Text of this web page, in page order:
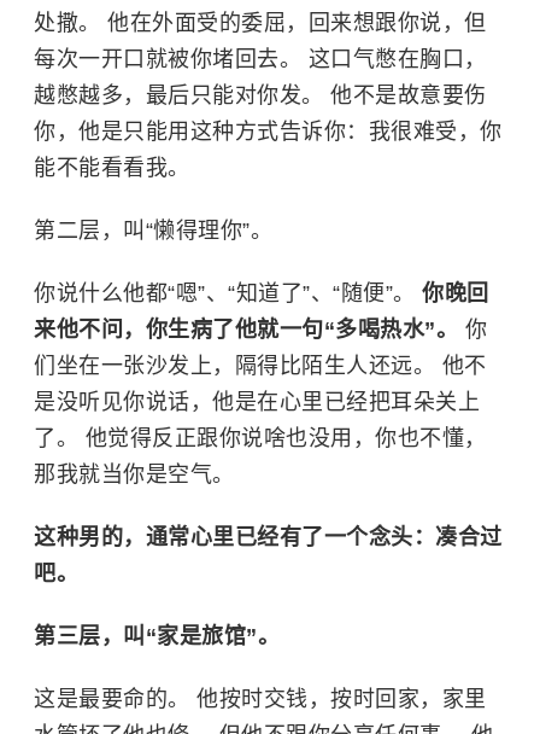
处撒。 他在外面受的委屈，回来想跟你说，但
每次一开口就被你堵回去。 这口气憋在胸口，
越憋越多，最后只能对你发。 他不是故意要伤
你，他是只能用这种方式告诉你：我很难受，你
能不能看看我。
第二层，叫“懒得理你”。
你说什么他都“嗯”、“知道了”、“随便”。 你晚回
来他不问，你生病了他就一句“多喝热水”。 你
们坐在一张沙发上，隔得比陌生人还远。 他不
是没听见你说话，他是在心里已经把耳朵关上
了。 他觉得反正跟你说啥也没用，你也不懂，
那我就当你是空气。
这种男的，通常心里已经有了一个念头：凑合过
吧。
第三层，叫“家是旅馆”。
这是最要命的。 他按时交钱，按时回家，家里